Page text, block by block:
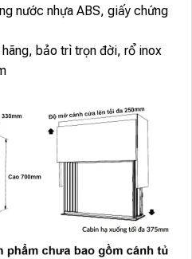
nước nhựa ABS, giấy chứng
bảo trì trọn đời, rổ inox